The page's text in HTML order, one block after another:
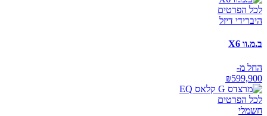
לכל הפרטים
היברידי דיזל
ב.מ.וו X6
החל מ-
₪599,900
לכל הפרטים
חשמלי